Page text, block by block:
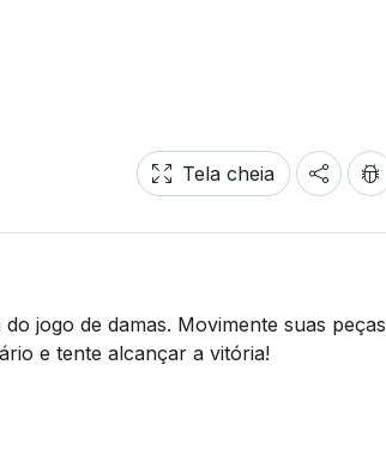
Tela cheia
jogo de damas. Movimente suas peças
e tente alcançar a vitória!